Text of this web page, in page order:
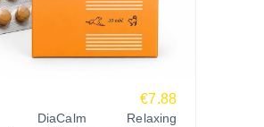
€7.88
DiaCalm Relaxing